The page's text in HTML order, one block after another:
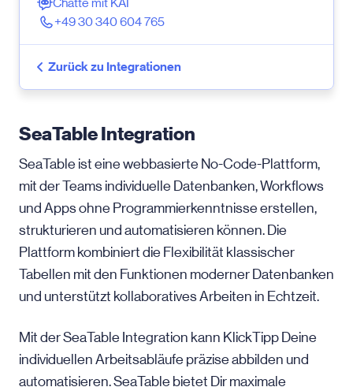
+49 30 340 604 765
Zurück zu Integrationen
SeaTable Integration
SeaTable ist eine webbasierte No-Code-Plattform,
mit der Teams individuelle Datenbanken, Workflows
und Apps ohne Programmierkenntnisse erstellen,
strukturieren und automatisieren können. Die
Plattform kombiniert die Flexibilität klassischer
Tabellen mit den Funktionen moderner Datenbanken
und unterstützt kollaboratives Arbeiten in Echtzeit.
Mit der SeaTable Integration kann KlickTipp Deine
individuellen Arbeitsabläufe präzise abbilden und
automatisieren. SeaTable bietet Dir maximale